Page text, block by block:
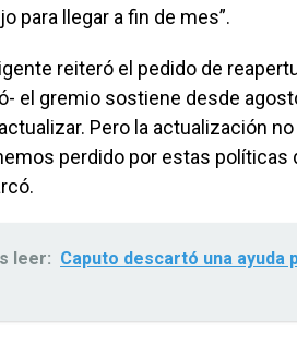
para llegar a fin de mes”.
reiteró el pedido de
el gremio sostiene desde
Pero la actualización
perdido por estas políticas
leer: Caputo descartó una ayuda